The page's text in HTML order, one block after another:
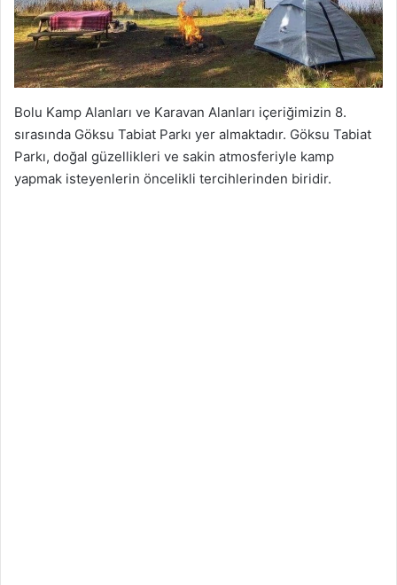
Bolu Kamp Alanları ve Karavan Alanları içeriğimizin 8.
sırasında Göksu Tabiat Parkı yer almaktadır. Göksu Tabiat
Parkı, doğal güzellikleri ve sakin atmosferiyle kamp
yapmak isteyenlerin öncelikli tercihlerinden biridir.